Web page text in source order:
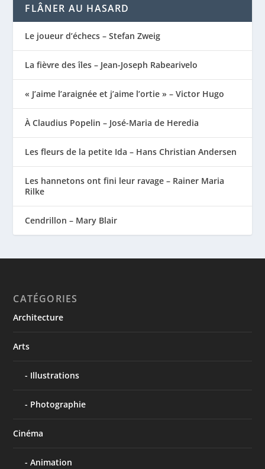
FLÂNER AU HASARD
Le joueur d’échecs – Stefan Zweig
La fièvre des îles – Jean-Joseph Rabearivelo
« J’aime l’araignée et j’aime l’ortie » – Victor Hugo
À Claudius Popelin – José-Maria de Heredia
Les fleurs de la petite Ida – Hans Christian Andersen
Les hannetons ont fini leur ravage – Rainer Maria
Rilke
Cendrillon – Mary Blair
CATÉGORIES
Architecture
Arts
Illustrations
Photographie
Cinéma
Animation